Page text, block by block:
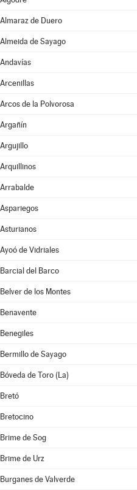
Almaraz de Duero
Almeida de Sayago
Andavías
Arcenillas
Arcos de la Polvorosa
Argañín
Argujillo
Arquillinos
Arrabalde
Aspariegos
Asturianos
Ayoó de Vidriales
Barcial del Barco
Belver de los Montes
Benavente
Benegiles
Bermillo de Sayago
Bóveda de Toro (La)
Bretó
Bretocino
Brime de Sog
Brime de Urz
Burganes de Valverde